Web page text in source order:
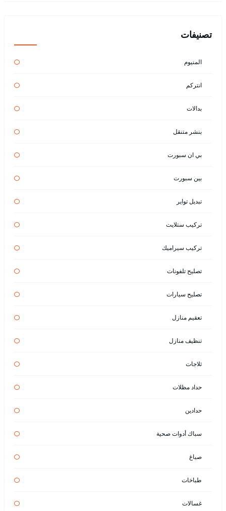
تصنيفات
المنيوم
انتركم
بدالات
بنشر متنقل
بي ان سبورت
بين سبورت
تبديل تواير
تركيب ستلايت
تركيب سيراميك
تصليح تلفونات
تصليح سيارات
تعقيم منازل
تنظيف منازل
ثلاجات
حداد مظلات
حدادين
سباك أدوات صحية
صباغ
طباخات
غسالات